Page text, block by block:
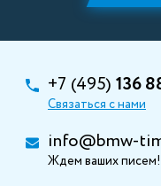
+7 (495) 136
Связаться с нами
info@bmw-
Ждем ваших писем!